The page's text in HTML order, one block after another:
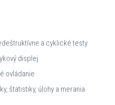
a cyklické testy
displej
ovládanie
štatistiky, úlohy a merania